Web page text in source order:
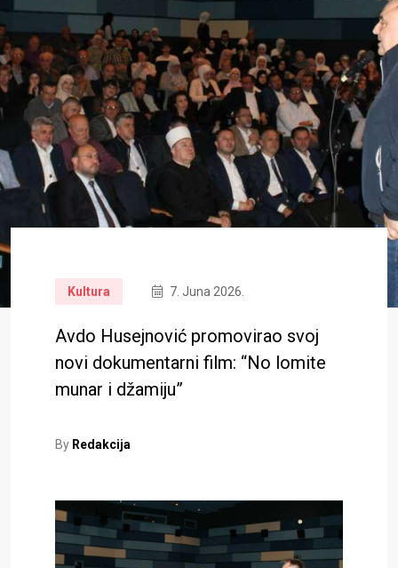
Kultura 7. Juna 2026.
Avdo Husejnović promovirao svoj
novi dokumentarni film: “No lomite
munar i džamiju”
By Redakcija